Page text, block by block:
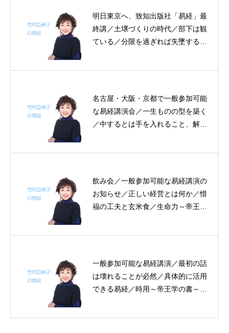
明日東京へ、致知出版社「易経」最
終講／土壌づくりの時代／部下は観
ている／分限を過ぎれば失墜する～
名古屋・大阪・京都で一般参加可能
な易経講演会／一生ものの型を築く
／中するとは手を入れること、解決
飲み会／一般参加可能な易経講演の
お知らせ／正しい経営とは何か／惜
福の工夫と玄米食／生命力～帝王学
一般参加可能な易経講演／最初の話
は壊れることが必然／具体的に活用
できる易経／時用～帝王学の書～６